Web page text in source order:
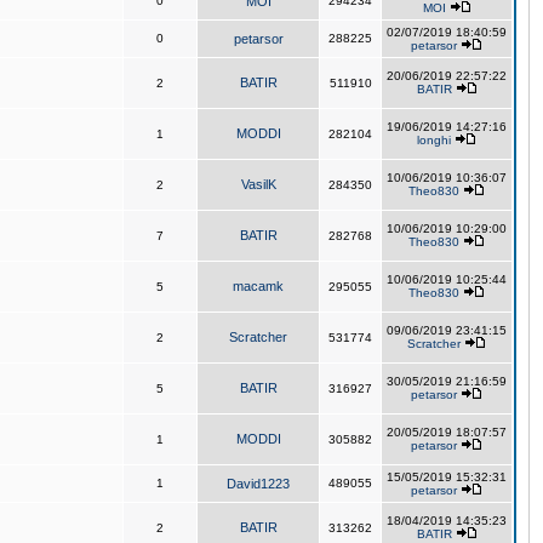
MOI
0 petarsor 288225
02/07/2019 18:40:59
petarsor
2 BATIR 511910
20/06/2019 22:57:22
BATIR
1 MODDI 282104
19/06/2019 14:27:16
longhi
2 VasilK 284350
10/06/2019 10:36:07
Theo830
7 BATIR 282768
10/06/2019 10:29:00
Theo830
5 macamk 295055
10/06/2019 10:25:44
Theo830
2 Scratcher 531774
09/06/2019 23:41:15
Scratcher
5 BATIR 316927
30/05/2019 21:16:59
petarsor
1 MODDI 305882
20/05/2019 18:07:57
petarsor
1 David1223 489055
15/05/2019 15:32:31
petarsor
2 BATIR 313262
18/04/2019 14:35:23
BATIR